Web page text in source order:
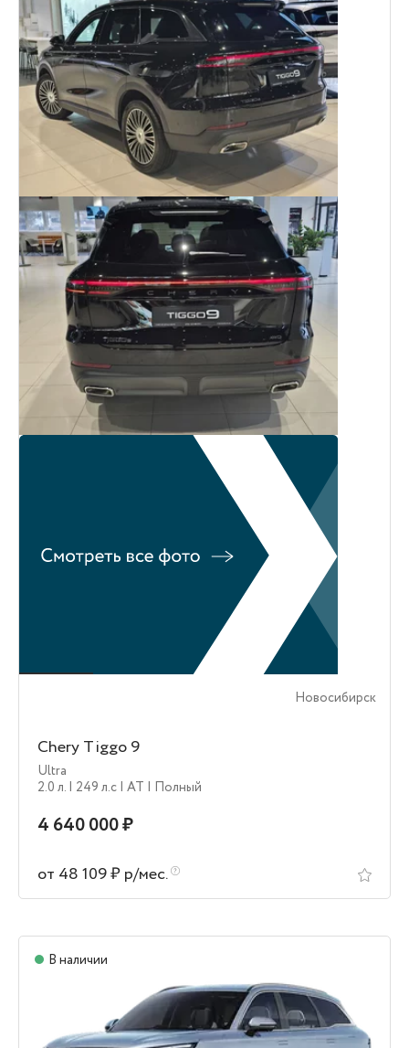
Новосибирск
Chery Tiggo 9
Ultra
2.0 л. | 249 л.c | AT | Полный
4 640 000 ₽
от 48 109 ₽ р/мес.
В наличии